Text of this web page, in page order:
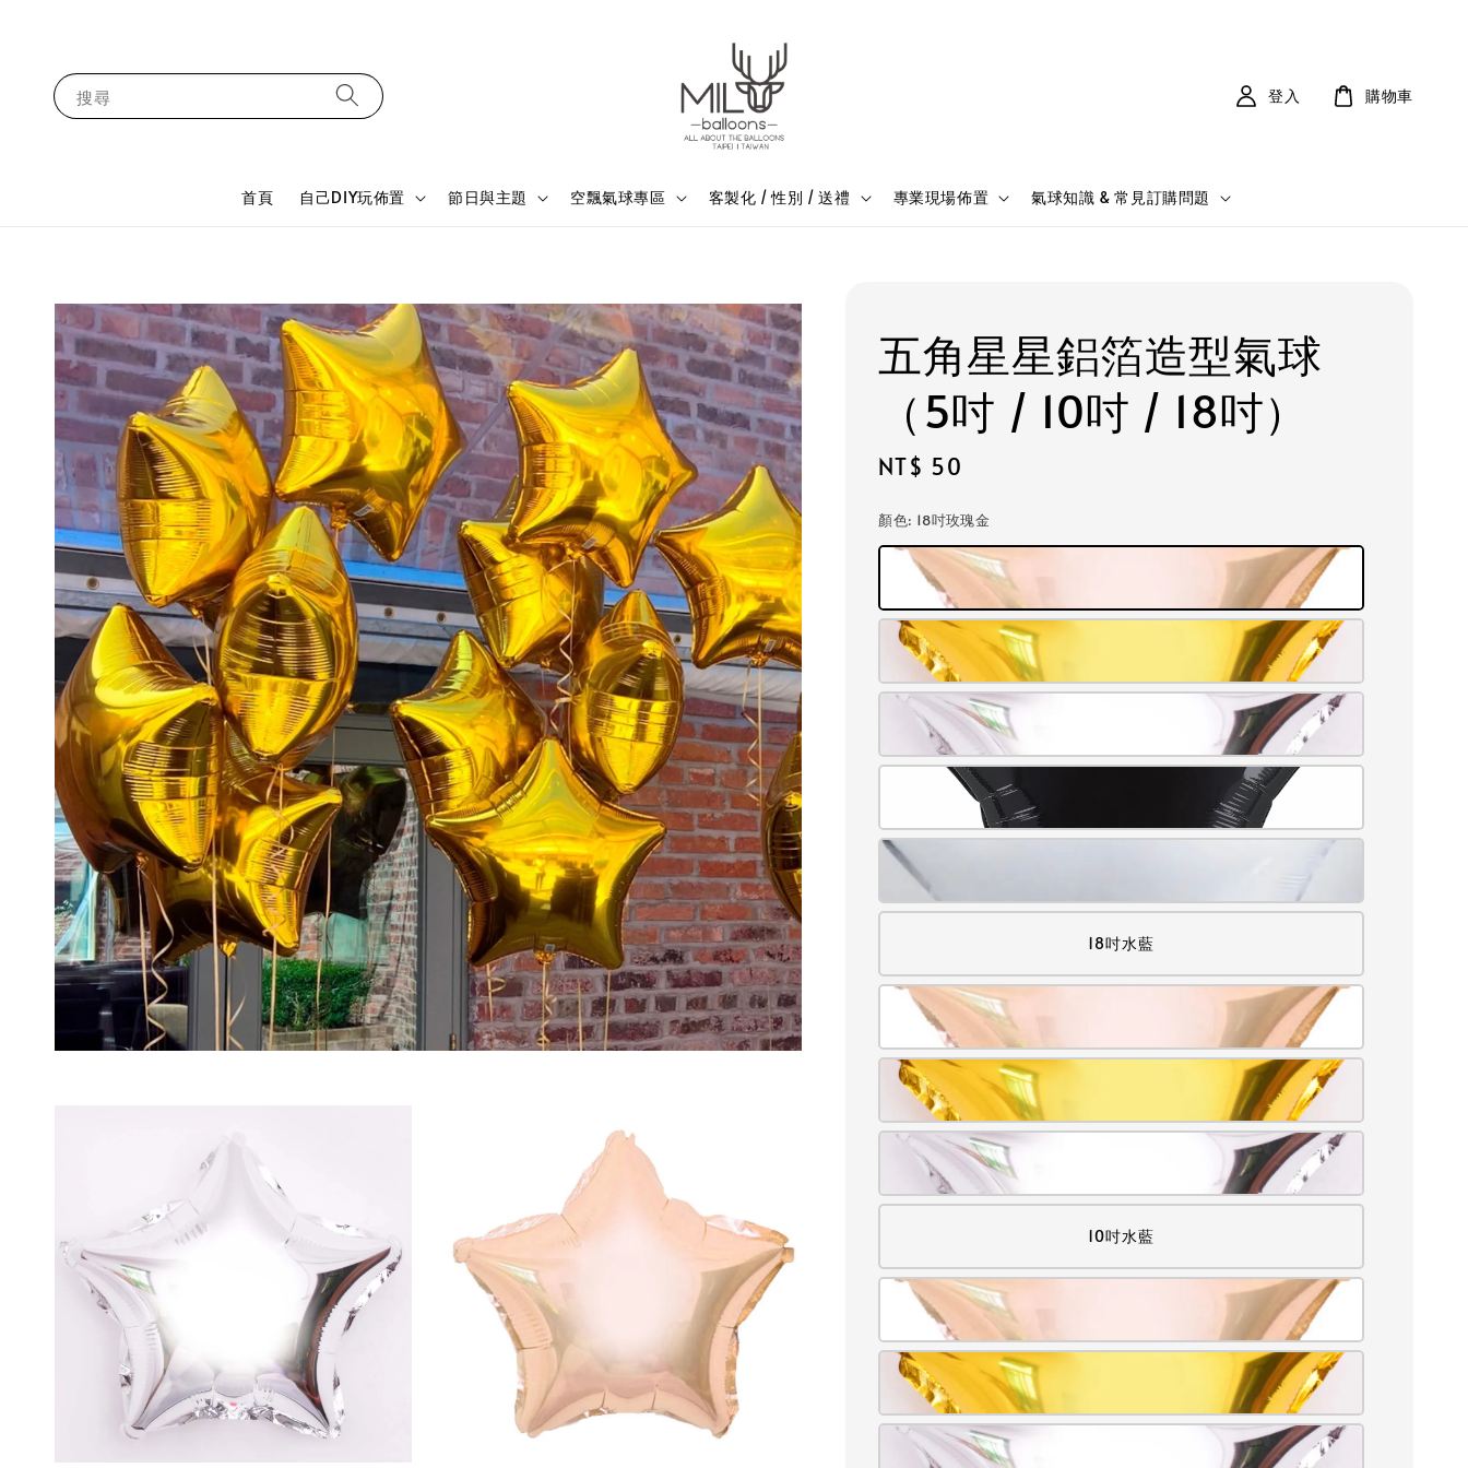
搜尋
首頁 自己DIY玩佈置 節日與主題 空飄氣球專區 客製化 / 性別 / 送禮 專業現場佈置 氣球知識 & 常見訂購問題
登入 購物車
五角星星鋁箔造型氣球
（5吋 / 10吋 / 18吋）
Regular
NT$ 50
顏色: 18吋玫瑰金
18吋水藍
10吋水藍